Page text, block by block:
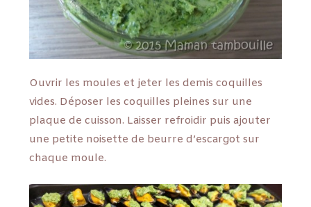
Ouvrir les moules et jeter les demis coquilles
vides. Déposer les coquilles pleines sur une
plaque de cuisson. Laisser refroidir puis ajouter
une petite noisette de beurre d’escargot sur
chaque moule.